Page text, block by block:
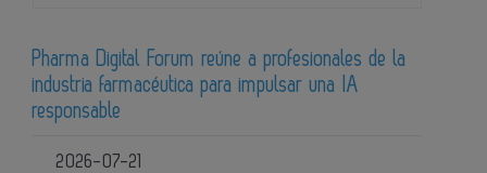
Pharma Digital Forum reúne a profesionales de la
industria farmacéutica para impulsar una IA
responsable
2026-07-21